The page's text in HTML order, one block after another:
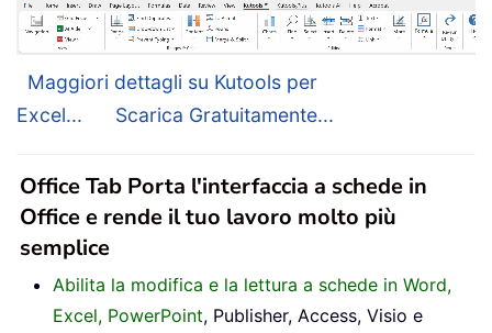
Maggiori dettagli su Kutools per
Excel...
Scarica Gratuitamente...
Office Tab Porta l'interfaccia a schede in
Office e rende il tuo lavoro molto più
semplice
Abilita la modifica e la lettura a schede in Word,
Excel, PowerPoint, Publisher, Access, Visio e